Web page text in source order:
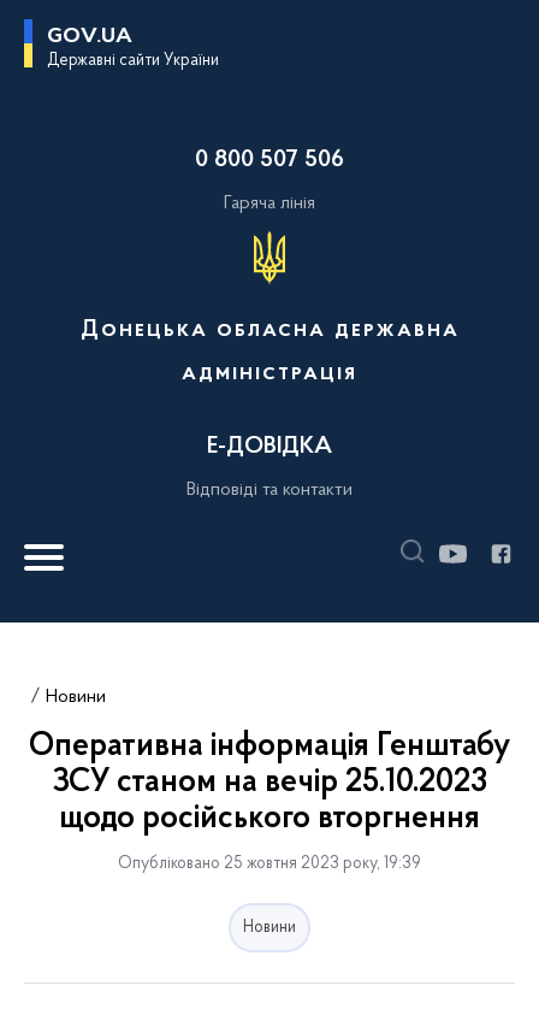
GOV.UA
Державні сайти України
0 800 507 506
Гаряча лінія
Донецька обласна державна
адміністрація
Е-ДОВІДКА
Відповіді та контакти
Новини
Оперативна інформація Генштабу
ЗСУ станом на вечір 25.10.2023
щодо російського вторгнення
Опубліковано 25 жовтня 2023 року, 19:39
Новини